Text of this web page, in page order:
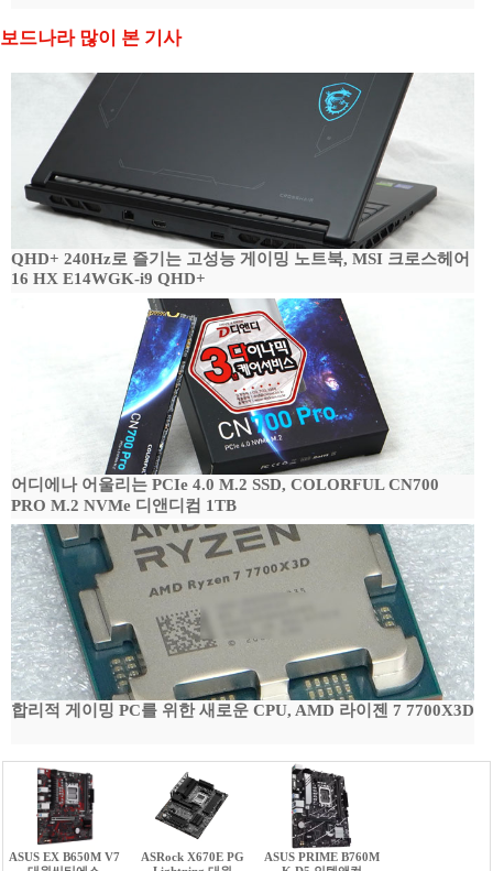
보드나라 많이 본 기사
QHD+ 240Hz로 즐기는 고성능 게이밍 노트북, MSI 크로스헤어
16 HX E14WGK-i9 QHD+
어디에나 어울리는 PCIe 4.0 M.2 SSD, COLORFUL CN700
PRO M.2 NVMe 디앤디컴 1TB
합리적 게이밍 PC를 위한 새로운 CPU, AMD 라이젠 7 7700X3D